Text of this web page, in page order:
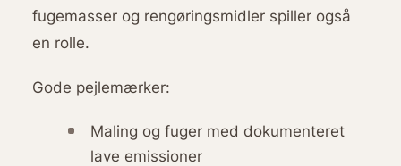
fugemasser og rengøringsmidler spiller også
en rolle.
Gode pejlemærker:
Maling og fuger med dokumenteret
lave emissioner